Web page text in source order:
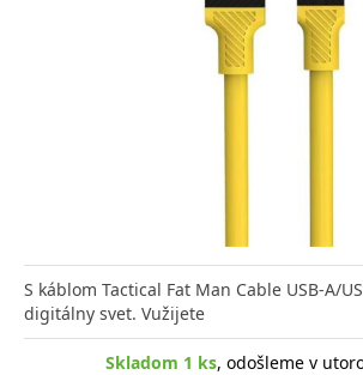
S káblom Tactical Fat Man Cable USB-A/
digitálny svet. Vužijete
Skladom 1 ks, odošleme v